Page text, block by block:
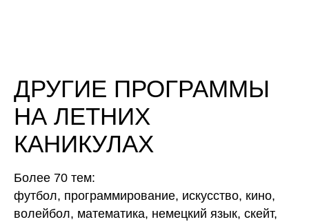
ДРУГИЕ ПРОГРАММЫ
НА ЛЕТНИХ
КАНИКУЛАХ
Более 70 тем:
футбол, программирование, искусство, кино,
волейбол, математика, немецкий язык, скейт,